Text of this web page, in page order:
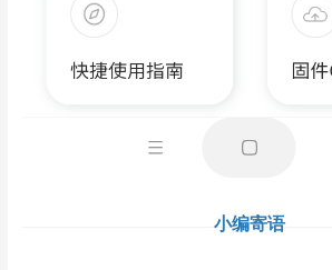
小编寄语